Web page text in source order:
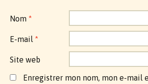
Nom *
E-mail *
Site web
Enregistrer mon nom, mon e-mail